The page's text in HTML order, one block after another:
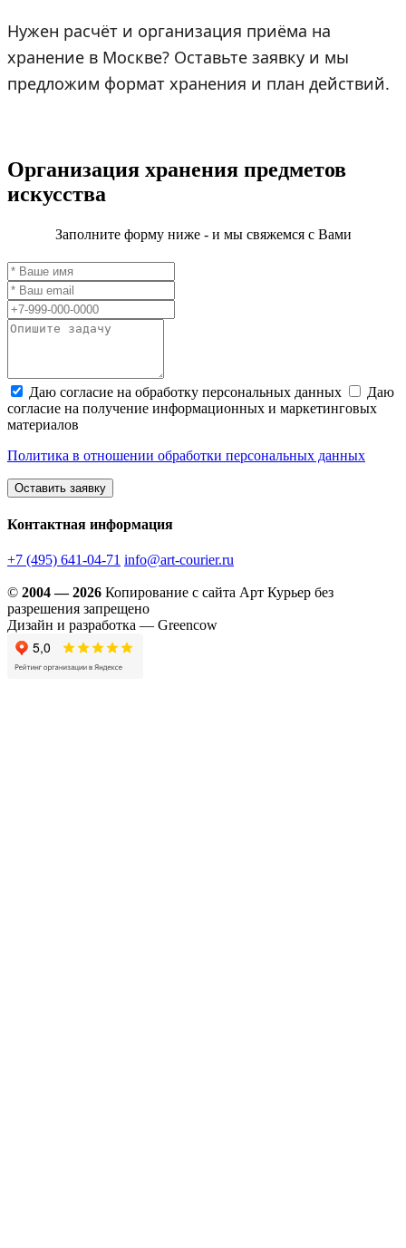
Нужен расчёт и организация приёма на
хранение в Москве? Оставьте заявку и мы
предложим формат хранения и план действий.
Организация хранения предметов
искусства
Заполните форму ниже - и мы свяжемся с Вами
Даю согласие на обработку персональных данных
Даю
согласие на получение информационных и маркетинговых
материалов
Политика в отношении обработки персональных данных
Оставить заявку
Контактная информация
+7 (495) 641-04-71 info@art-courier.ru
© 2004 — 2026 Копирование с сайта Арт Курьер без
разрешения запрещено
Дизайн и разработка — Greencow